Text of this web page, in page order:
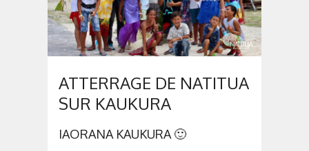
ATTERRAGE DE NATITUA
SUR KAUKURA
IAORANA KAUKURA 🙂